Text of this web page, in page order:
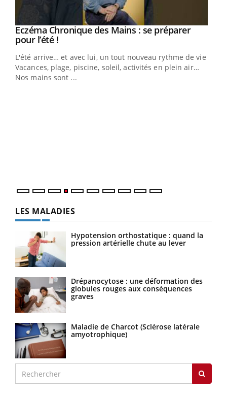
Youtube
Eczéma Chronique des Mains : se préparer
pour l’été !Youtube
L'été arrive… et avec lui, un tout nouveau rythme de vie !
Vacances, plage, piscine, soleil, activités en plein air…
Nos mains sont ...
LES MALADIES
Hypotension orthostatique : quand la
pression artérielle chute au lever
Drépanocytose : une déformation des
globules rouges aux conséquences
graves
Maladie de Charcot (Sclérose latérale
amyotrophique)